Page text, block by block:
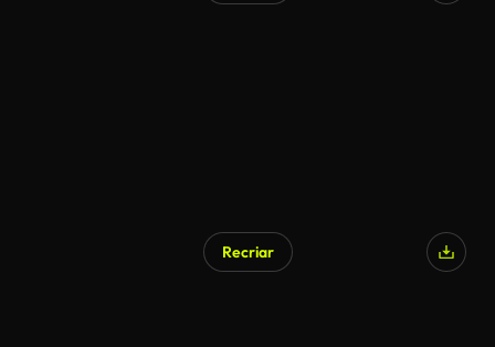
Recriar